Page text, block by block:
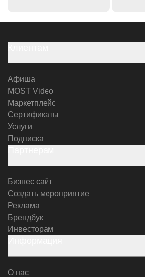
Афиша
MOST Video
Маркетплейс
Сертификаты
Услуги
Подписка
Бизнес сайт
Создать мероприятие
Реклама
Брендбук
Инвесторам
О нас